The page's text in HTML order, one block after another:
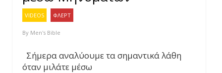
VIDEOS ΦΛΕΡΤ
By Men's Bible
Σήμερα αναλύουμε τα σημαντικά λάθη
όταν μιλάτε μέσω